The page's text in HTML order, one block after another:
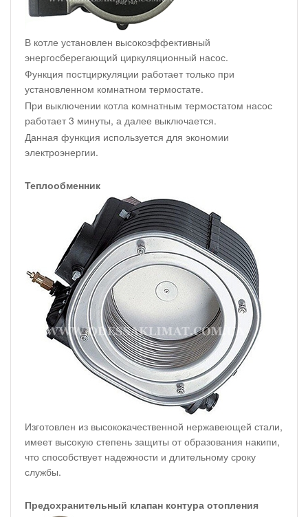
В котле установлен высокоэффективный
энергосберегающий циркуляционный насос.
Функция постциркуляции работает только при
установленном комнатном термостате.
При выключении котла комнатным термостатом насос
работает 3 минуты, а далее выключается.
Данная функция используется для экономии
электроэнергии.
Теплообменник
Изготовлен из высококачественной нержавеющей стали,
имеет высокую степень защиты от образования накипи,
что способствует надежности и длительному сроку
службы.
Предохранительный клапан контура отопления